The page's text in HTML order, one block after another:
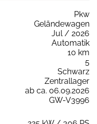
Pkw
Geländewagen
Jul / 2026
Automatik
10 km
5
Schwarz
Zentrallager
ab ca. 06.09.2026
GW-V3996